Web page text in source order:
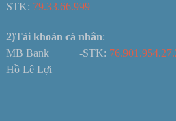
STK: 79.33.66.999
2)Tài khoản cá nhân: -Ngân
MB Bank -STK:
Hồ Lê Lợi